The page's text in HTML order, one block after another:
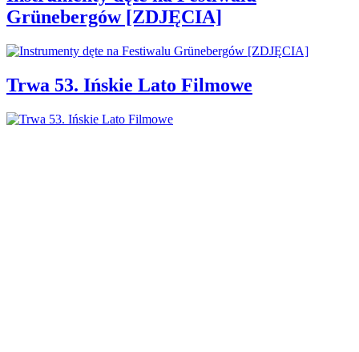
Grünebergów [ZDJĘCIA]
Trwa 53. Ińskie Lato Filmowe